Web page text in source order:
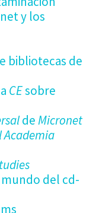
y los
bibliotecas de
CEsobre
deMicronet
Academia
del cd-